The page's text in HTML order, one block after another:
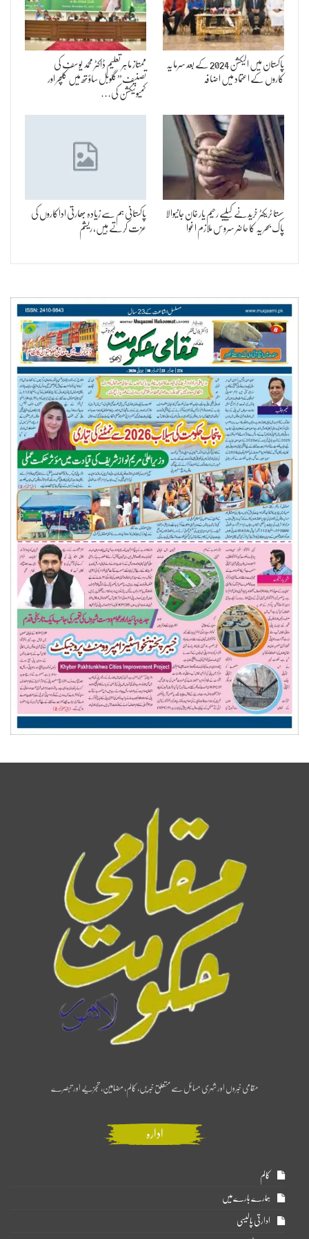
پاکستان میں الیکشن 2024 کے بعد سرمایہ
کاروں کے اعتماد میں اضافہ
ممتاز ماہر تعلیم ڈاکٹر محمد یوسف کی
تصنیف”گلوبل ساؤتھ میں کلچر اور
کمیونیکشن کی…
سستا ٹریکٹر خریدنے کیلیے رحیم یار خان جانیوالا
پاک بحریہ کا حاضر سروس ملازم اغوا
پاکستانی ہم سے زیادہ بھارتی اداکاروں کی
عزت کرتے ہیں، ریشم
مقامی خبروں اور شہری مسائل سے متعلق خبریں، کالم، مضامین، تجزیے اور تبصرے
ادارہ
کالم
ہمارے بارے میں
ادارتی پالیسی